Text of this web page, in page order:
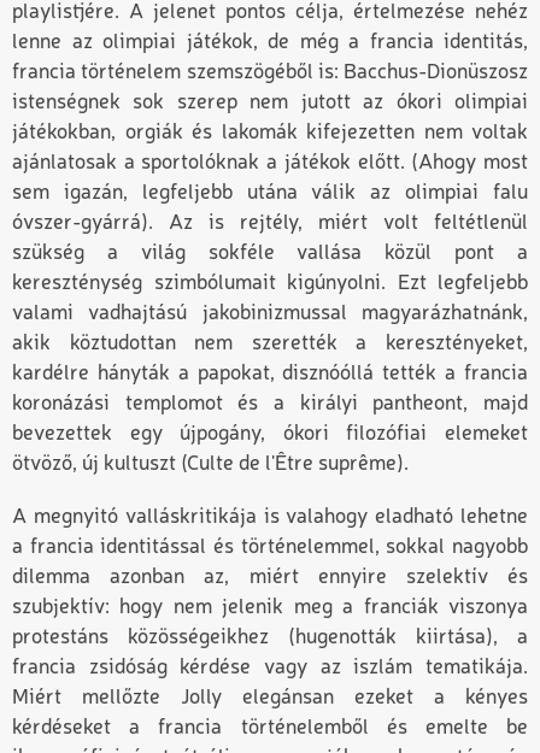
playlistjére. A jelenet pontos célja, értelmezése nehéz
lenne az olimpiai játékok, de még a francia identitás,
francia történelem szemszögéből is: Bacchus-Dionüszosz
istenségnek sok szerep nem jutott az ókori olimpiai
játékokban, orgiák és lakomák kifejezetten nem voltak
ajánlatosak a sportolóknak a játékok előtt. (Ahogy most
sem igazán, legfeljebb utána válik az olimpiai falu
óvszer-gyárrá). Az is rejtély, miért volt feltétlenül
szükség a világ sokféle vallása közül pont a
kereszténység szimbólumait kigúnyolni. Ezt legfeljebb
valami vadhajtású jakobinizmussal magyarázhatnánk,
akik köztudottan nem szerették a keresztényeket,
kardélre hányták a papokat, disznóóllá tették a francia
koronázási templomot és a királyi pantheont, majd
bevezettek egy újpogány, ókori filozófiai elemeket
ötvöző, új kultuszt (Culte de l'Être suprême).
A megnyitó valláskritikája is valahogy eladható lehetne
a francia identitással és történelemmel, sokkal nagyobb
dilemma azonban az, miért ennyire szelektív és
szubjektív: hogy nem jelenik meg a franciák viszonya
protestáns közösségeikhez (hugenották kiirtása), a
francia zsidóság kérdése vagy az iszlám tematikája.
Miért mellőzte Jolly elegánsan ezeket a kényes
kérdéseket a francia történelemből és emelte be